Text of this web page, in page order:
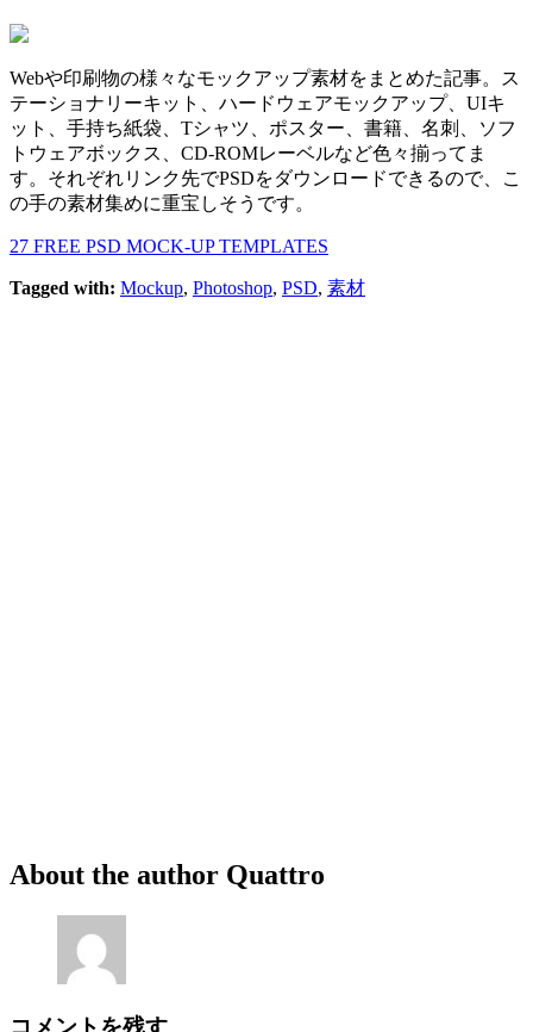
Webや印刷物の様々なモックアップ素材をまとめた記事。ス
テーショナリーキット、ハードウェアモックアップ、UIキ
ット、手持ち紙袋、Tシャツ、ポスター、書籍、名刺、ソフ
トウェアボックス、CD-ROMレーベルなど色々揃ってま
す。それぞれリンク先でPSDをダウンロードできるので、こ
の手の素材集めに重宝しそうです。
27 FREE PSD MOCK-UP TEMPLATES
Tagged with: Mockup, Photoshop, PSD, 素材
About the author Quattro
コメントを残す